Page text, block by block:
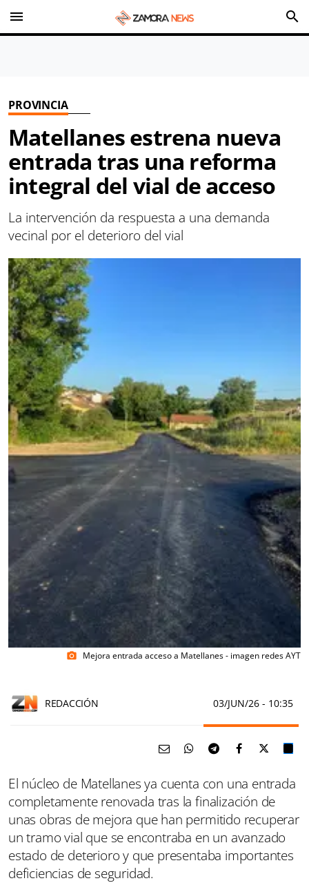
menu search
PROVINCIA
Matellanes estrena nueva
entrada tras una reforma
integral del vial de acceso
La intervención da respuesta a una demanda
vecinal por el deterioro del vial
photo_camera Mejora entrada acceso a Matellanes - imagen redes AYT
REDACCIÓN 03/JUN/26 - 10:35
El núcleo de Matellanes ya cuenta con una entrada
completamente renovada tras la finalización de
unas obras de mejora que han permitido recuperar
un tramo vial que se encontraba en un avanzado
estado de deterioro y que presentaba importantes
deficiencias de seguridad.